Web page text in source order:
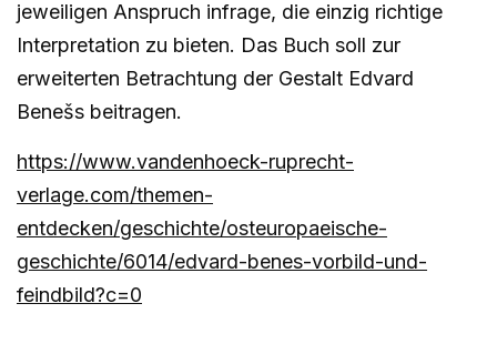
jeweiligen Anspruch infrage, die einzig richtige
Interpretation zu bieten. Das Buch soll zur
erweiterten Betrachtung der Gestalt Edvard
Benešs beitragen.
https://www.vandenhoeck-ruprecht-
verlage.com/themen-
entdecken/geschichte/osteuropaeische-
geschichte/6014/edvard-benes-vorbild-und-
feindbild?c=0